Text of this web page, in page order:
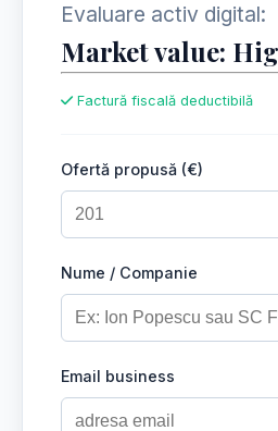
Evaluare activ digital:
Market value:
Factură fiscală deductibilă
Ofertă propusă (€)
Nume / Companie
Email business